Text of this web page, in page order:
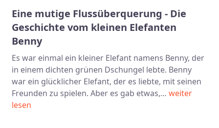
Eine mutige Flussüberquerung - Die
Geschichte vom kleinen Elefanten
Benny
Es war einmal ein kleiner Elefant namens Benny, der
in einem dichten grünen Dschungel lebte. Benny
war ein glücklicher Elefant, der es liebte, mit seinen
Freunden zu spielen. Aber es gab etwas,… weiter
lesen